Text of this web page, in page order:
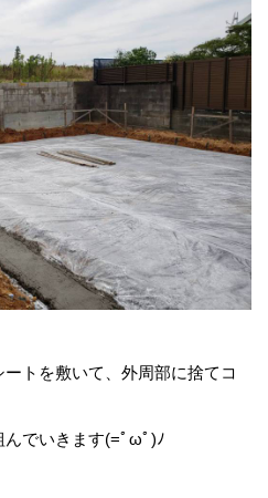
トを敷いて、外周部に捨てコ
んでいきます(=ﾟωﾟ)ﾉ